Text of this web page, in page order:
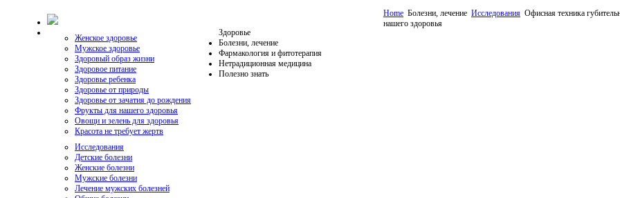
Здоровье
Женское здоровье
Мужское здоровье
Здоровый образ жизни
Здоровое питание
Здоровье ребенка
Здоровье от природы
Здоровье от зачатия до рождения
Фрукты для нашего здоровья
Овощи и зелень для здоровья
Красота не требует жертв
Болезни, лечение
Исследования
Детские болезни
Женские болезни
Мужские болезни
Лечение мужских болезней
Фармакология и фитотерапия
Нетрадиционная медицина
Полезно знать
Home Болезни, лечение Исследования Офисная техника
нашего здоровья